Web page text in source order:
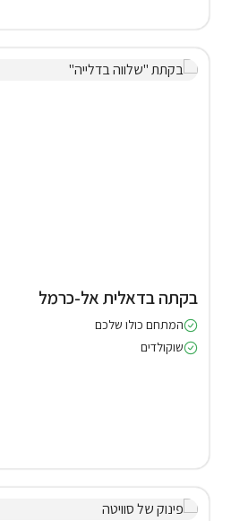
בקתה בדאלית אל-כרמל
המתחם כולו שלכם
שוקולדים